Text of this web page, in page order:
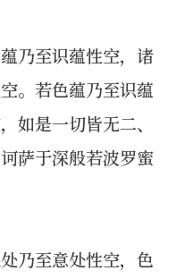
乃至识蕴性空，诸
。若色蕴乃至识蕴
如是一切皆无二、
萨于深般若波罗蜜
乃至意处性空，色